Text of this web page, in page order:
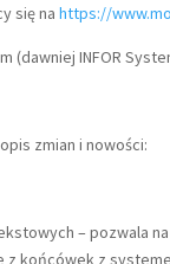
się nahttps://
(dawniej INFOR
zmian i nowości:
– pozwala
końcówek z